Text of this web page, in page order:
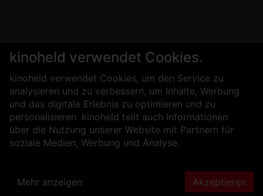
kinoheld verwendet Cookies.
kinoheld verwendet Cookies, um den Service zu
analysieren und zu verbessern, um Inhalte, Werbung
und das digitale Erlebnis zu optimieren und zu
personalisieren. kinoheld teilt auch Informationen
über die Nutzung unserer Website mit Partnern für
soziale Medien, Werbung und Analyse.
Mehr anzeigen Akzeptieren